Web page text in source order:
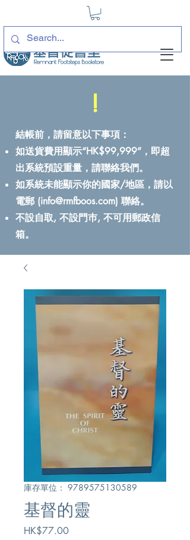
!
結帳前，請留意以下事項：
如送貨費用顯示“HK$99,999”，即超
出系統預設重量，請聯絡我們。
如系統未能顯示你的國家/地區，請以
電郵 (info@rmfboos.com) 聯絡。
不設自取, 不設門巿, 不可用郵政信
箱。
庫存單位： 9789575130589
基督的靈
HK$77.00價